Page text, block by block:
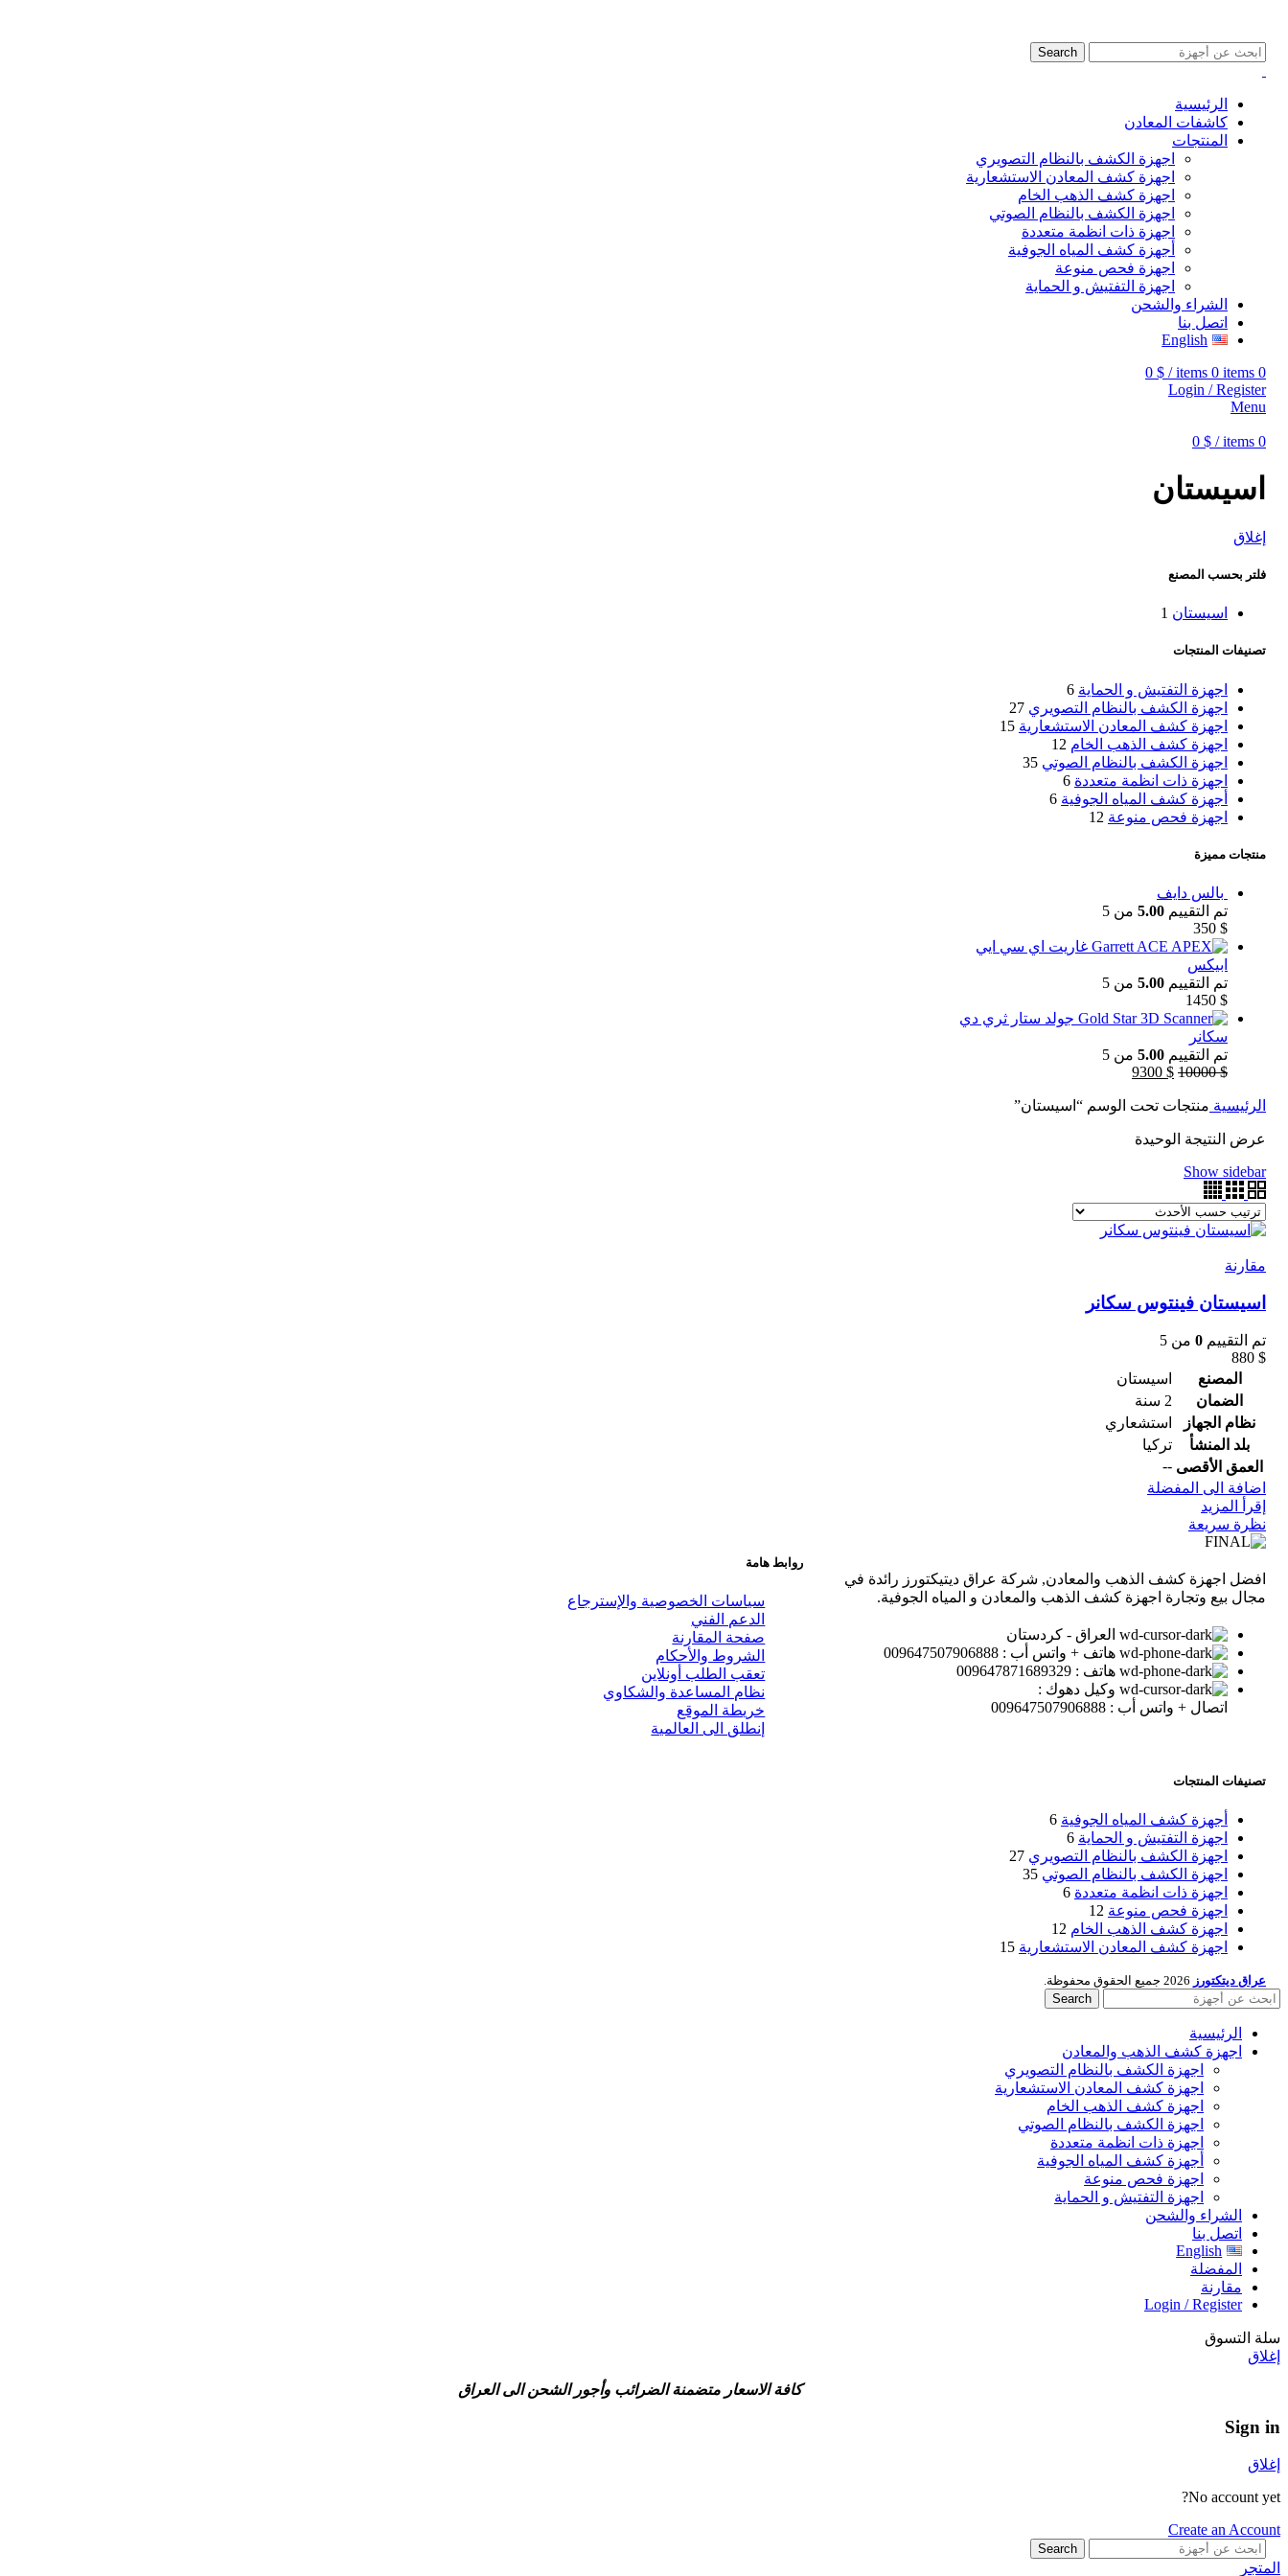
Search
الرئيسية
كاشفات المعادن
المنتجات
اجهزة الكشف بالنظام التصويري
اجهزة كشف المعادن الاستشعارية
اجهزة كشف الذهب الخام
اجهزة الكشف بالنظام الصوتي
اجهزة ذات انظمة متعددة
أجهزة كشف المياه الجوفية
اجهزة فحص منوعة
اجهزة التفتيش و الحماية
الشراء والشحن
اتصل بنا
English
0
items 0 items
/
0 $
Login / Register
Menu
0
items
/
0 $
اسيستان
إغلاق
فلتر بحسب المصنع
اسيستان 1
تصنيفات المنتجات
اجهزة التفتيش و الحماية 6
اجهزة الكشف بالنظام التصويري 27
اجهزة كشف المعادن الاستشعارية 15
اجهزة كشف الذهب الخام 12
اجهزة الكشف بالنظام الصوتي 35
اجهزة ذات انظمة متعددة 6
أجهزة كشف المياه الجوفية 6
اجهزة فحص منوعة 12
منتجات مميزة
بالس دايف
تم التقييم 5.00 من 5
350 $
غاريت اي سي ايي
ابيكس
تم التقييم 5.00 من 5
1450 $
جولد ستار ثري دي
سكانر
تم التقييم 5.00 من 5
10000$
9300 $
الرئيسية منتجات تحت الوسم “اسيستان”
عرض النتيجة الوحيدة
Show sidebar
مقارنة
اسيستان فينتوس سكانر
تم التقييم 0 من 5
880 $
المصنع
اسيستان
الضمان
2 سنة
نظام الجهاز
استشعاري
بلد المنشأ
تركيا
العمق الأقصى --
اضافة الى المفضلة
إقرأ المزيد
نظرة سريعة
افضل اجهزة كشف الذهب والمعادن, شركة عراق ديتيكتورز رائدة في
مجال بيع وتجارة اجهزة كشف الذهب والمعادن و المياه الجوفية.
العراق - كردستان
هاتف + واتس أب : 009647507906888
هاتف : 009647871689329
وكيل دهوك :
اتصال + واتس أب : 009647507906888
روابط هامة
سياسات الخصوصية والإسترجاع
الدعم الفني
صفحة المقارنة
الشروط والأحكام
تعقب الطلب أونلاين
نظام المساعدة والشكاوي
خريطة الموقع
إنطلق الى العالمية
تصنيفات المنتجات
أجهزة كشف المياه الجوفية 6
اجهزة التفتيش و الحماية 6
اجهزة الكشف بالنظام التصويري 27
اجهزة الكشف بالنظام الصوتي 35
اجهزة ذات انظمة متعددة 6
اجهزة فحص منوعة 12
اجهزة كشف الذهب الخام 12
اجهزة كشف المعادن الاستشعارية 15
عراق ديتكتورز 2026 جميع الحقوق محفوظة.
Search
الرئيسية
اجهزة كشف الذهب والمعادن
اجهزة الكشف بالنظام التصويري
اجهزة كشف المعادن الاستشعارية
اجهزة كشف الذهب الخام
اجهزة الكشف بالنظام الصوتي
اجهزة ذات انظمة متعددة
أجهزة كشف المياه الجوفية
اجهزة فحص منوعة
اجهزة التفتيش و الحماية
الشراء والشحن
اتصل بنا
English
المفضلة
مقارنة
Login / Register
سلة التسوق
إغلاق
كافة الاسعار متضمنة الضرائب وأجور الشحن الى العراق
Sign in
إغلاق
No account yet?
Create an Account
Search
المتجر